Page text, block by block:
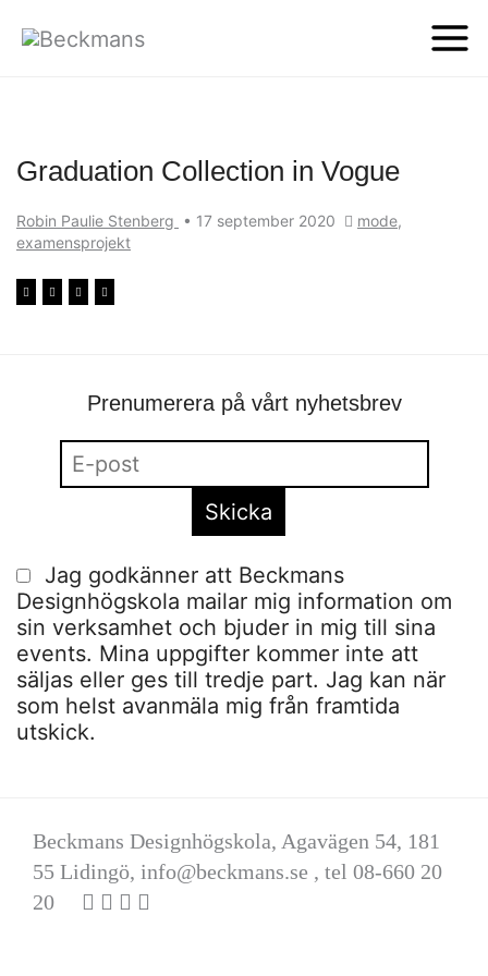
Graduation Collection in Vogue
Robin Paulie Stenberg • 17 september 2020 mode,
examensprojekt
Prenumerera på vårt nyhetsbrev
Jag godkänner att Beckmans
Designhögskola mailar mig information om
sin verksamhet och bjuder in mig till sina
events. Mina uppgifter kommer inte att
säljas eller ges till tredje part. Jag kan när
som helst avanmäla mig från framtida
utskick.
Beckmans Designhögskola, Agavägen 54, 181
55 Lidingö, info@beckmans.se , tel 08-660 20
20